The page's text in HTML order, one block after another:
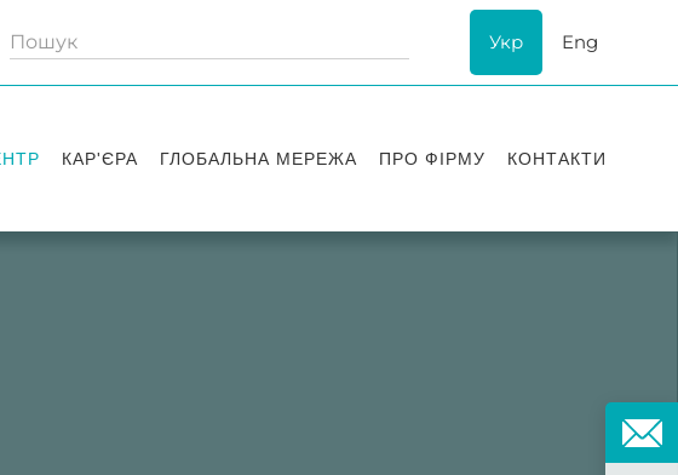
Укр Eng
КАР'ЄРА ГЛОБАЛЬНА МЕРЕЖА ПРО ФІРМУ КОНТАКТИ